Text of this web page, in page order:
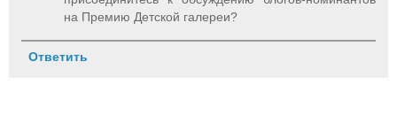
на Премию Детской галереи?
Ответить